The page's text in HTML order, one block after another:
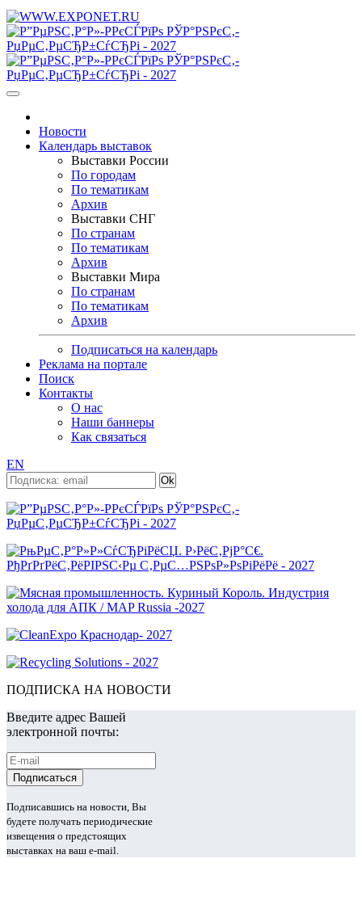
Новости
Календарь выставок
Выставки России
По городам
По тематикам
Архив
Выставки СНГ
По странам
По тематикам
Архив
Выставки Мира
По странам
По тематикам
Архив
Подписаться на календарь
Реклама на портале
Поиск
Контакты
О нас
Наши баннеры
Как связаться
EN
ПОДПИСКА НА НОВОСТИ
Введите адрес Вашей
электронной почты:
Подписавшись на новости, Вы
будете получать периодические
извещения о предстоящих
выставках на ваш e-mail.